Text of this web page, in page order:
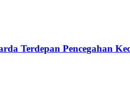
Terdepan Pencegahan